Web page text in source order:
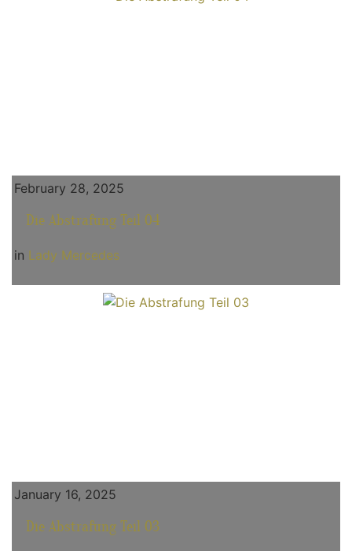
February 28, 2025
Die Abstrafung Teil 04
in Lady Mercedes
January 16, 2025
Die Abstrafung Teil 03